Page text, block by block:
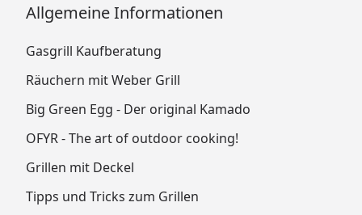
Allgemeine Informationen
Gasgrill Kaufberatung
Räuchern mit Weber Grill
Big Green Egg - Der original Kamado
OFYR - The art of outdoor cooking!
Grillen mit Deckel
Tipps und Tricks zum Grillen